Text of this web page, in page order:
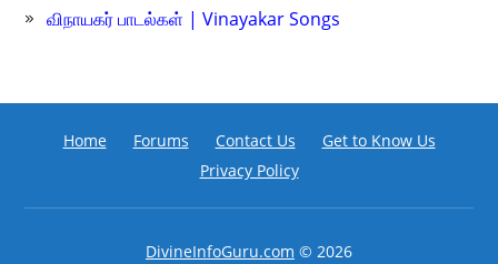
விநாயகர் பாடல்கள் | Vinayakar Songs
Home Forums Contact Us
Get to Know Us
Privacy Policy
DivineInfoGuru.com © 2026